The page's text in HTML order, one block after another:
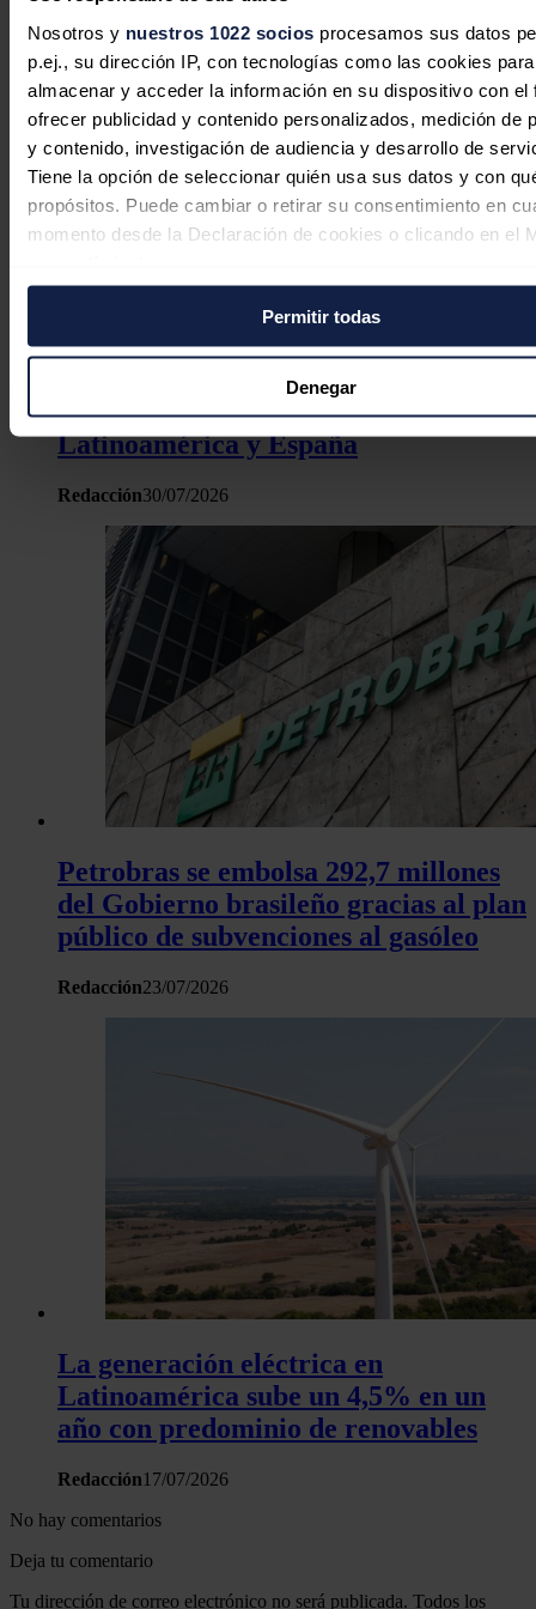
Nosotros y nuestros 1022 socios procesamos sus datos
p.ej., su dirección IP, con tecnologías como las cookies para
almacenar y acceder la información en su dispositivo con el
ofrecer publicidad y contenido personalizados, medición de
y contenido, investigación de audiencia y desarrollo de
Tiene la opción de seleccionar quién usa sus datos y con
propósitos. Puede cambiar o retirar su consentimiento en
momento desde la Declaración de cookies o clicando en el
Si lo permite, también quisiéramos:
Recopilar información sobre su ubicación geográfica
puede tener una precisión de varios metros
Identificar su dispositivo analizándolo activamente
características específicas (huellas digitales)
personales y establezca sus preferencias en la
Puede cambiar o retirar su consentimiento en cualquier
la Declaración de cookies.
Las cookies de este sitio web se usan para personalizar el
y los anuncios, ofrecer funciones de redes sociales y
tráfico. Además, compartimos información sobre el uso que
sitio web con nuestros partners de redes sociales,
análisis web, quienes pueden combinarla con otra
haya proporcionado o que hayan recopilado a partir del uso
hecho de sus servicios.
Permitir todas
Denegar
Enel aumentó sus ganancias un 2,8%
en la primera mitad del año por
Latinoamérica y España
Redacción30/07/2026
Petrobras se embolsa 292,7 millones
del Gobierno brasileño gracias al plan
público de subvenciones al gasóleo
Redacción23/07/2026
La generación eléctrica en
Latinoamérica sube un 4,5% en un
año con predominio de renovables
Redacción17/07/2026
No hay comentarios
Deja tu comentario
Tu dirección de correo electrónico no será publicada. Todos los